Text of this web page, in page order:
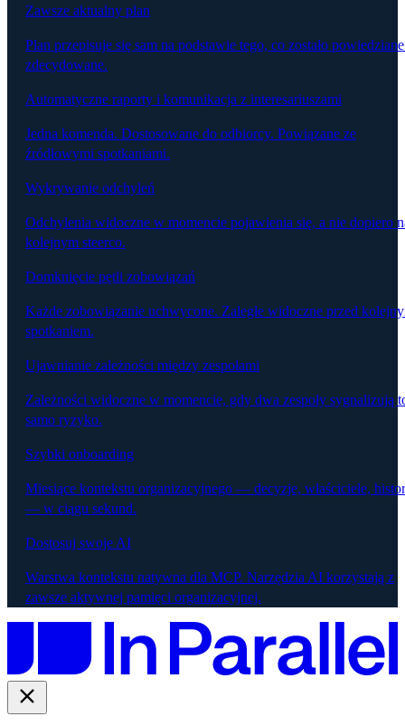
Zawsze aktualny plan
Plan przepisuje się sam na podstawie tego, co zostało
zdecydowane.
Automatyczne raporty i komunikacja z interesariuszami
Jedna komenda. Dostosowane do odbiorcy. Powiązane ze
źródłowymi spotkaniami.
Wykrywanie odchyleń
Odchylenia widoczne w momencie pojawienia się, a nie dopiero
kolejnym steerco.
Domknięcie pętli zobowiązań
Każde zobowiązanie uchwycone. Zaległe widoczne przed
spotkaniem.
Ujawnianie zależności między zespołami
Zależności widoczne w momencie, gdy dwa zespoły sygnalizują
samo ryzyko.
Szybki onboarding
Miesiące kontekstu organizacyjnego — decyzje, właściciele,
— w ciągu sekund.
Dostosuj swoje AI
Warstwa kontekstu natywna dla MCP. Narzędzia AI korzystają z
zawsze aktywnej pamięci organizacyjnej.